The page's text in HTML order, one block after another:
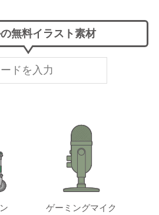
無料イラスト素材
ゲーミングマイク